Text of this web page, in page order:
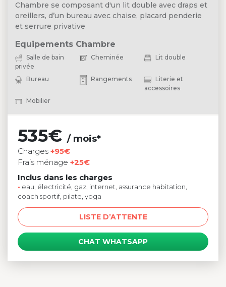
Chambre se composant d'un lit double avec draps et
oreillers, d’un bureau avec chaise, placard penderie
et serrure privative
Equipements Chambre
Salle de bain
privée
Cheminée Lit double
Bureau Rangements
Literie et
accessoires
Mobilier
535€ / mois*
Charges +95€
Frais ménage +25€
Inclus dans les charges
• eau, électricité, gaz, internet, assurance habitation,
coach sportif, pilate, yoga
LISTE D’ATTENTE
CHAT WHATSAPP